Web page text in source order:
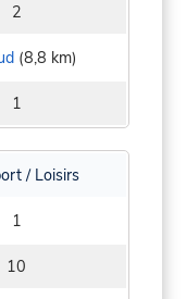
2
(8,8 km)
1
/ Loisirs
1
10